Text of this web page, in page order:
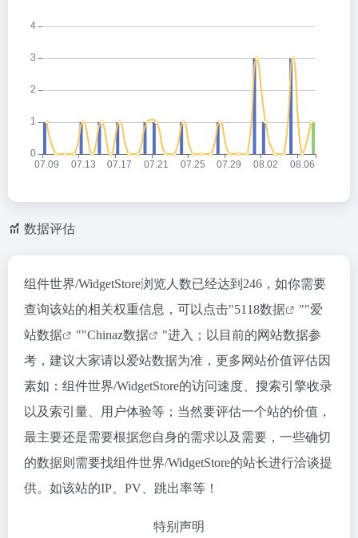
数据评估
组件世界/WidgetStore浏览人数已经达到246，如你需要
查询该站的相关权重信息，可以点击"5118数据 ""爱
站数据
""Chinaz数据
"进入；以目前的网站数据参
考，建议大家请以爱站数据为准，更多网站价值评估因
素如：组件世界/WidgetStore的访问速度、搜索引擎收录
以及索引量、用户体验等；当然要评估一个站的价值，
最主要还是需要根据您自身的需求以及需要，一些确切
的数据则需要找组件世界/WidgetStore的站长进行洽谈提
供。如该站的IP、PV、跳出率等！
特别声明